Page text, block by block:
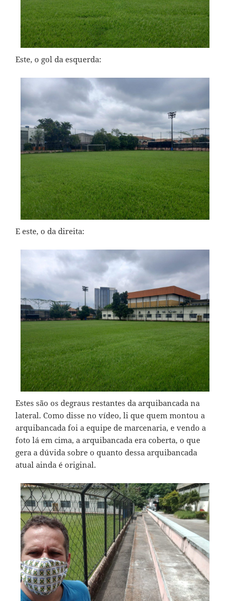
Este, o gol da esquerda:
E este, o da direita:
Estes são os degraus restantes da arquibancada na
lateral. Como disse no vídeo, li que quem montou a
arquibancada foi a equipe de marcenaria, e vendo a
foto lá em cima, a arquibancada era coberta, o que
gera a dúvida sobre o quanto dessa arquibancada
atual ainda é original.